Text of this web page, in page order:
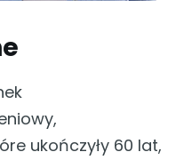
ukończyły 60 lat,